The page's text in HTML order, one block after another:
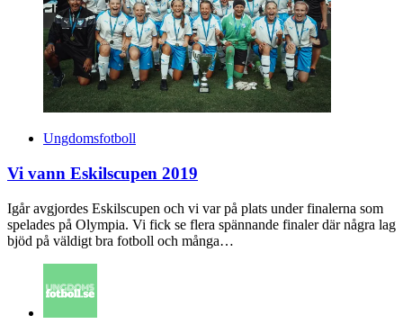
Ungdomsfotboll
Vi vann Eskilscupen 2019
Igår avgjordes Eskilscupen och vi var på plats under finalerna som
spelades på Olympia. Vi fick se flera spännande finaler där några lag
bjöd på väldigt bra fotboll och många…